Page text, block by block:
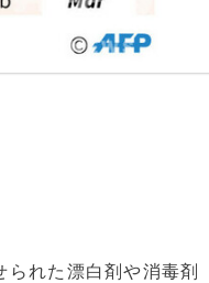
られた漂白剤や消毒剤